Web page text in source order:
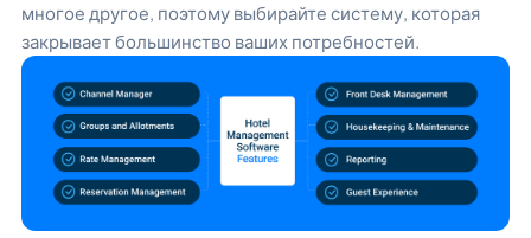
многое другое, поэтому выбирайте систему, которая
закрывает большинство ваших потребностей.